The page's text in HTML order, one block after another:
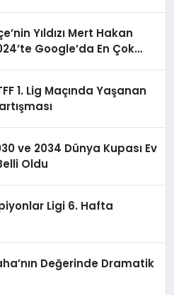
Yıldızı Mert Hakan
Google’da En Çok
1. Lig Maçında Yaşanan
ve 2034 Dünya Kupası Ev
Oldu
Ligi 6. Hafta
Değerinde Dramatik